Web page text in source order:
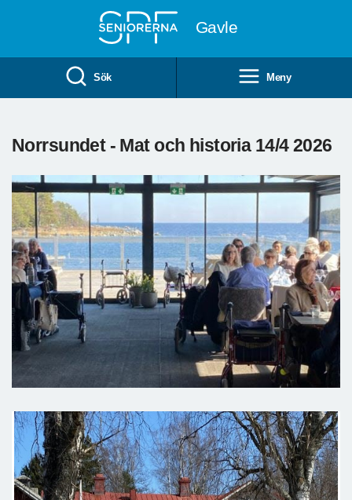
Gavle
Sök Meny
Norrsundet - Mat och historia 14/4 2026